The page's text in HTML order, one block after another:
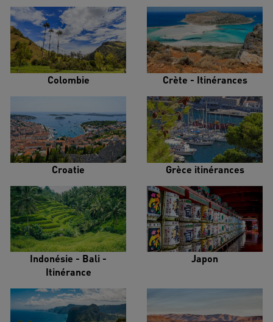
Colombie Crète - Itinérances
Croatie Grèce itinérances
Indonésie - Bali -
Itinérance
Japon